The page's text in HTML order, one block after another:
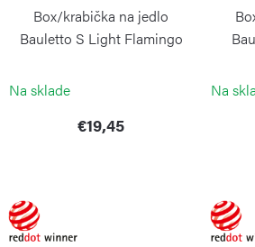
Box/krabička na jedlo
Bauletto S Light Flamingo
Na sklade
€19,45
Na